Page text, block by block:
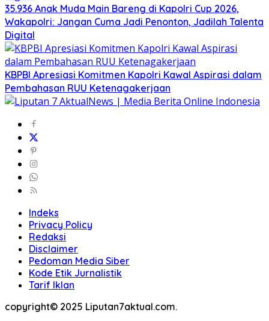
35.936 Anak Muda Main Bareng di Kapolri Cup 2026,
Wakapolri: Jangan Cuma Jadi Penonton, Jadilah Talenta
Digital
KBPBI Apresiasi Komitmen Kapolri Kawal Aspirasi dalam
Pembahasan RUU Ketenagakerjaan
Indeks
Privacy Policy
Redaksi
Disclaimer
Pedoman Media Siber
Kode Etik Jurnalistik
Tarif Iklan
copyright© 2025 Liputan7aktual.com.